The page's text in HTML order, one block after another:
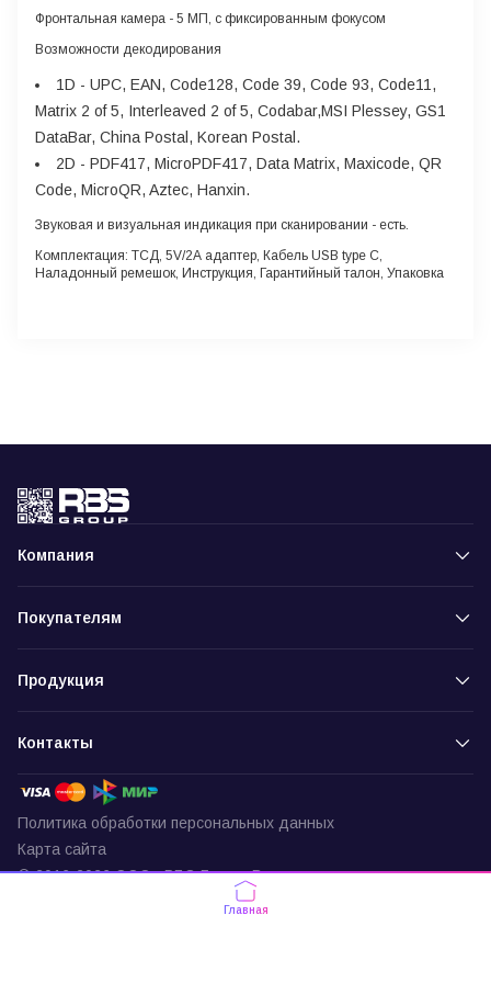
Фронтальная камера - 5 МП, с фиксированным фокусом
Возможности декодирования
1D - UPC, EAN, Code128, Code 39, Code 93, Code11,
Matrix 2 of 5, Interleaved 2 of 5, Codabar,MSI Plessey, GS1
DataBar, China Postal, Korean Postal.
2D - PDF417, MicroPDF417, Data Matrix, Maxicode, QR
Code, MicroQR, Aztec, Hanxin.
Звуковая и визуальная индикация при сканировании - есть.
Комплектация: ТСД, 5V/2А адаптер, Кабель USB type С,
Наладонный ремешок, Инструкция, Гарантийный талон, Упаковка
Компания
Покупателям
Продукция
Контакты
Политика обработки персональных данных
Карта сайта
© 2016-2026 ООО «РБС-Групп» Все права защищены
Главная